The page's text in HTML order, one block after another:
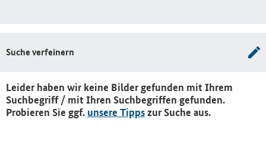
Suche verfeinern
Leider haben wir keine Bilder gefunden mit Ihrem
Suchbegriff / mit Ihren Suchbegriffen gefunden.
Probieren Sie ggf. unsere Tippszur Suche aus.